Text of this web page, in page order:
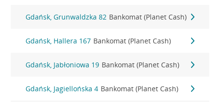
Gdańsk, Grunwaldzka 82 Bankomat (Planet Cash)
Gdańsk, Hallera 167 Bankomat (Planet Cash)
Gdańsk, Jabłoniowa 19 Bankomat (Planet Cash)
Gdańsk, Jagiellońska 4 Bankomat (Planet Cash)